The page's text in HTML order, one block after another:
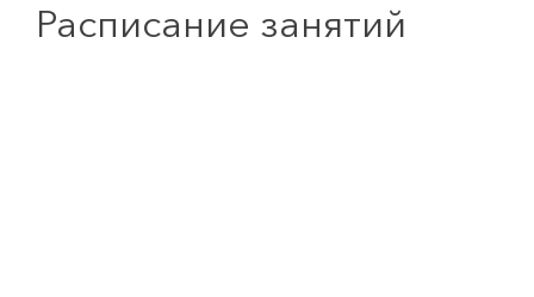
Расписание занятий